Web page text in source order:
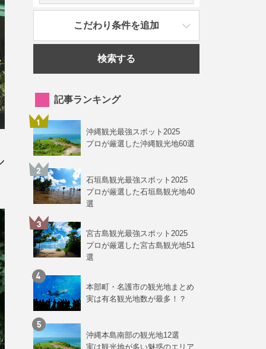
こだわり条件を追加
検索する
記事ランキング
沖縄観光最強スポット2025
プロが厳選した沖縄観光地60選
石垣島観光最強スポット2025
プロが厳選した石垣島観光地40
選
宮古島観光最強スポット2025
プロが厳選した宮古島観光地51
選
本部町・名護市の観光地まとめ
実は有名観光地数が最多！？
沖縄本島南部の観光地12選
実は観光地が多い魅惑のエリア